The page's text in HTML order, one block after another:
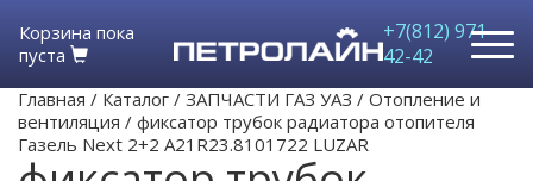
Корзина пока
пуста
+7(812) 971-
42-42
Главная / Каталог / ЗАПЧАСТИ ГАЗ УАЗ / Отопление и
вентиляция / фиксатор трубок радиатора отопителя
Газель Next 2+2 А21R23.8101722 LUZAR